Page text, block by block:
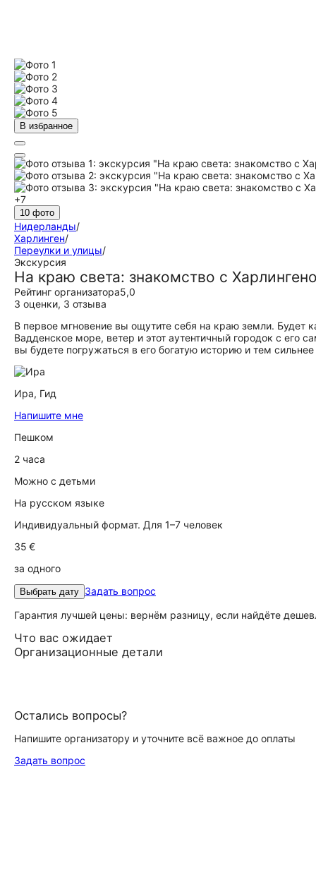
В избранное
+7
10 фото
Нидерланды/
Харлинген/
Переулки и улицы/
Экскурсия
На краю света: знакомство с
Рейтинг организатора5,0
3 оценки, 3 отзыва
В первое мгновение вы ощутите себя на краю земли. Будет
Вадденское море, ветер и этот аутентичный городок с
вы будете погружаться в его богатую историю и тем
Ира, Гид
Напишите мне
Пешком
2 часа
Можно с детьми
На русском языке
Индивидуальный формат. Для 1–7 человек
35 €
за одного
Выбрать дату Задать вопрос
Гарантия лучшей цены: вернём разницу, если найдёте
Что вас ожидает
Организационные детали
Остались вопросы?
Напишите организатору и уточните всё важное до оплаты
Задать вопрос